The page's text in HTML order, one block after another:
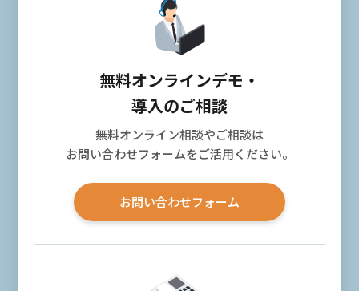
無料オンラインデモ・
導入のご相談
無料オンライン相談やご相談は
お問い合わせフォームをご活用ください。
お問い合わせフォーム